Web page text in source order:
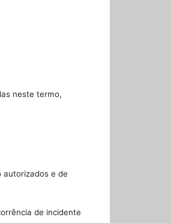
neste termo,
autorizados e de
de incidente